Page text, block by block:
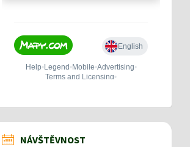
NÁVŠTĚVNOST